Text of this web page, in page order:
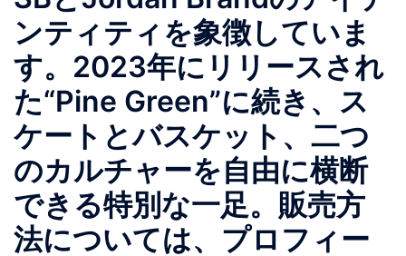
ンティティを象徴していま
す。2023年にリリースされ
た“Pine Green”に続き、ス
ケートとバスケット、二つ
のカルチャーを自由に横断
できる特別な一足。販売方
法については、プロフィー